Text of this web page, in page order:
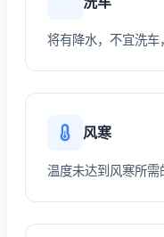
将有降水，不宜洗车
风寒
温度未达到风寒所需